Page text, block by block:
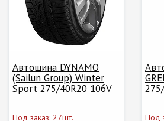
Автошина DYNAMO
(Sailun Group) Winter
Sport 275/40R20 106V
Под заказ: 27шт. Под